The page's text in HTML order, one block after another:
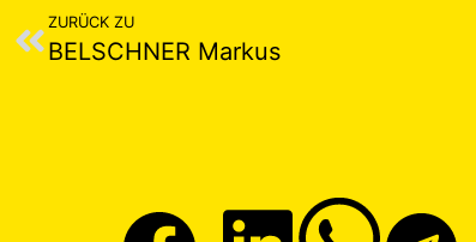
ZURÜCK ZU
BELSCHNER Markus